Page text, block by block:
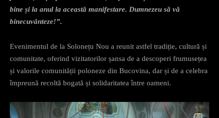
bine și la anul la această manifestare. Dumnezeu să vă
binecuvânteze!”.
Evenimentul de la Solonețu Nou a reunit astfel tradiție, cultură și
comunitate, oferind vizitatorilor șansa de a descoperi frumusețea
și valorile comunității poloneze din Bucovina, dar și de a celebra
împreună recoltă bogată și solidaritatea între oameni.